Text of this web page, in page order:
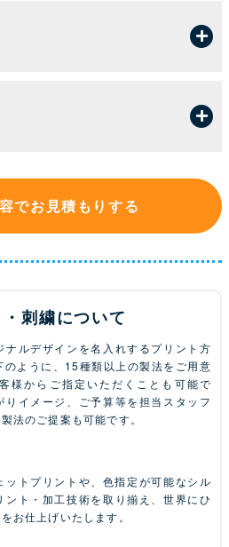
でお見積もりする
刺繍について
ナルデザインを名入れするプリント方
ように、15種類以上の製法をご用意
様からご指定いただくことも可能で
イメージ、ご予算等を担当スタッフ
法のご提案も可能です。
ットプリントや、色指定が可能なシル
ト・加工技術を取り揃え、世界にひ
お仕上げいたします。